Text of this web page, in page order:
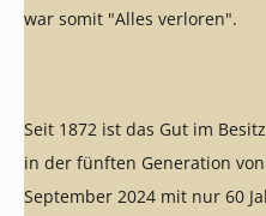
war somit "Alles verloren".
Seit 1872 ist das Gut im
in der fünften Generation
September 2024 mit nur 60